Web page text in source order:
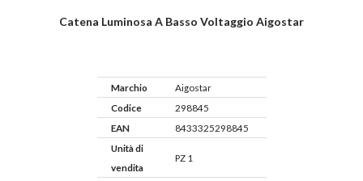
Catena Luminosa A Basso Voltaggio Aigostar
Marchio
Aigostar
Codice
298845
EAN
8433325298845
Unità di
vendita
PZ 1